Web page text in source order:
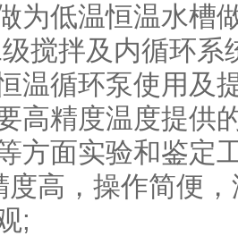
为低温恒温水槽
搅拌及内循环
温循环泵使用及
高精度温度提供
方面实验和鉴定
度高，操作简便
;